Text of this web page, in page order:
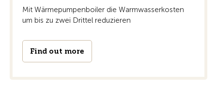
Mit Wärmepumpenboiler die Warmwasserkosten
um bis zu zwei Drittel reduzieren
Find out more